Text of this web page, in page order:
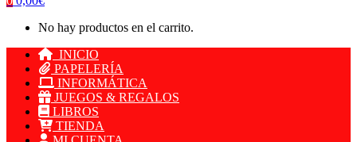
No hay productos en el carrito.
INICIO
PAPELERÍA
INFORMÁTICA
JUEGOS & REGALOS
LIBROS
TIENDA